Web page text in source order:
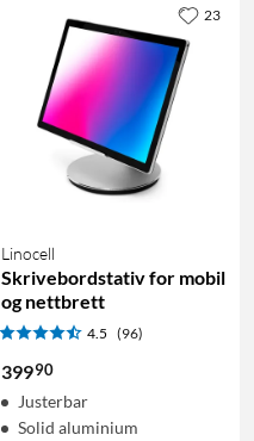
Linocell
Skrivebordstativ for mobil
og nettbrett
4.5 (96)
39990
Justerbar
Solid aluminium
23